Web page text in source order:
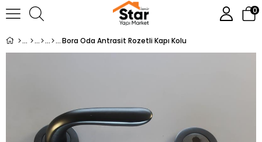
0
Bora Oda Antrasit Rozetli Kapı Kolu